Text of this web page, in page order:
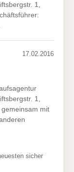
1,
17.02.2016
1,
mit
sicher